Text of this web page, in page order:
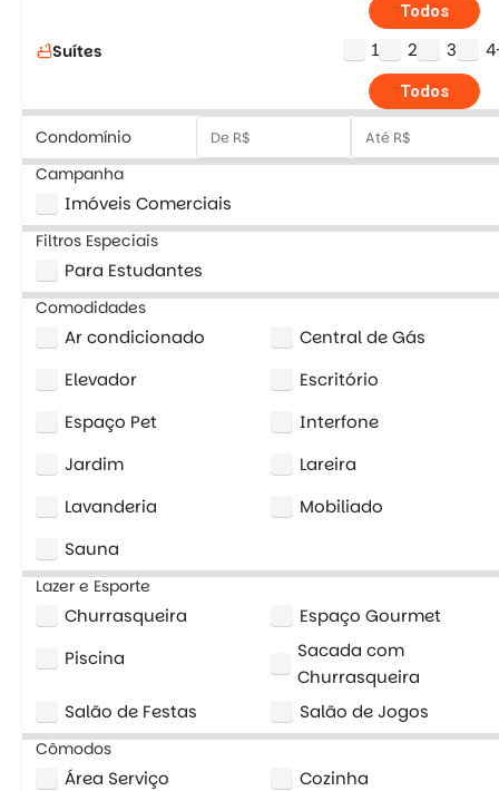
Todos
bathtubSuítes 1 2 3
Todos
Condomínio
Campanha
Imóveis Comerciais
Filtros Especiais
Para Estudantes
Comodidades
Ar condicionado
Central de Gás
Elevador
Escritório
Espaço Pet
Interfone
Jardim
Lareira
Lavanderia
Mobiliado
Sauna
Lazer e Esporte
Churrasqueira
Espaço Gourmet
Piscina
Sacada com
Churrasqueira
Salão de Festas
Salão de Jogos
Cômodos
Área Serviço
Cozinha